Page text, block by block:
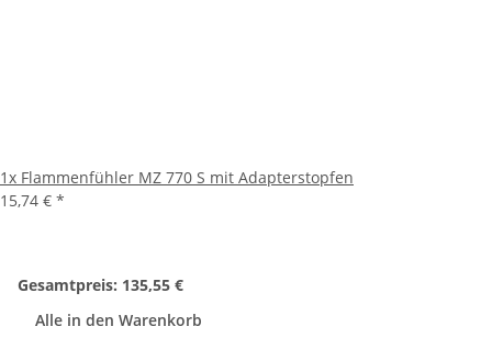
1x Flammenfühler MZ 770 S mit Adapterstopfen
15,74 € *
Gesamtpreis: 135,55 €
Alle in den Warenkorb